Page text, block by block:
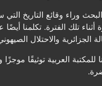
أثناء تلك الفترة. تكلمنا
الجزائرية والاحتلال
للمكتبة العربية توثيقًا